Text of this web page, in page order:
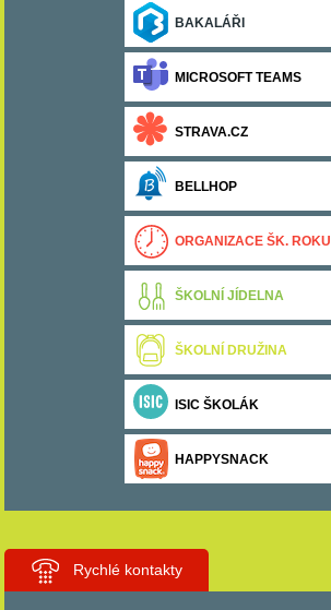
BAKALÁŘI
MICROSOFT TEAMS
STRAVA.CZ
BELLHOP
ORGANIZACE ŠK. ROKU
ŠKOLNÍ JÍDELNA
ŠKOLNÍ DRUŽINA
ISIC ŠKOLÁK
HAPPYSNACK
Rychlé kontakty